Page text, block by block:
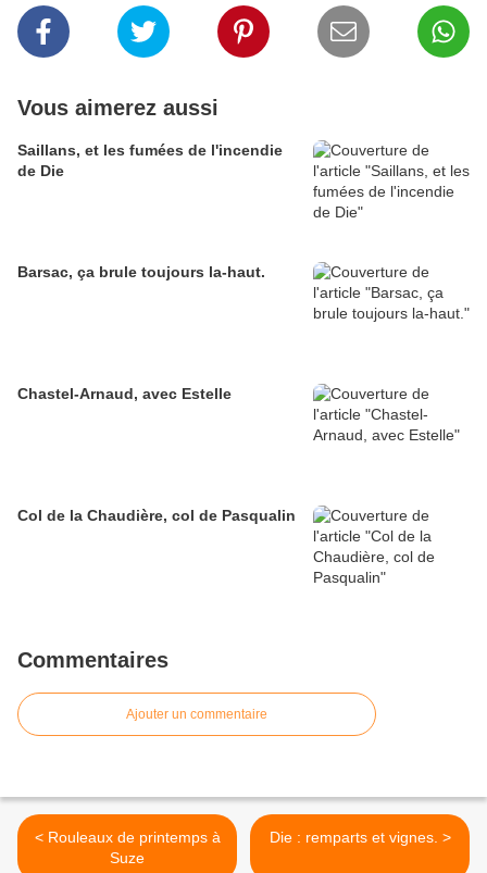
Vous aimerez aussi
Saillans, et les fumées de l'incendie
de Die
Barsac, ça brule toujours la-haut.
Chastel-Arnaud, avec Estelle
Col de la Chaudière, col de Pasqualin
Commentaires
Ajouter un commentaire
< Rouleaux de printemps à
Suze
Die : remparts et vignes. >